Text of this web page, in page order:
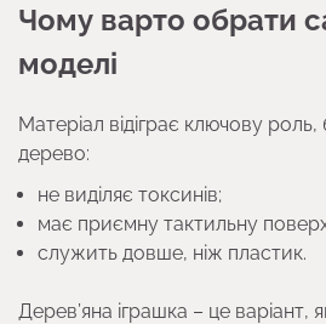
Чому варто обрати
моделі
Матеріал відіграє ключову
дерево:
не виділяє токсинів;
має приємну тактильну
служить довше, ніж пластик.
Дерев’яна іграшка – це варіант,